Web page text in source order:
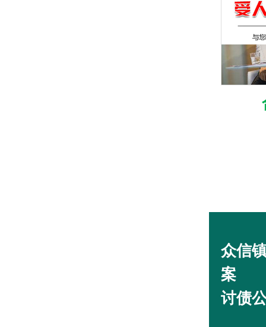
众信
案
讨债